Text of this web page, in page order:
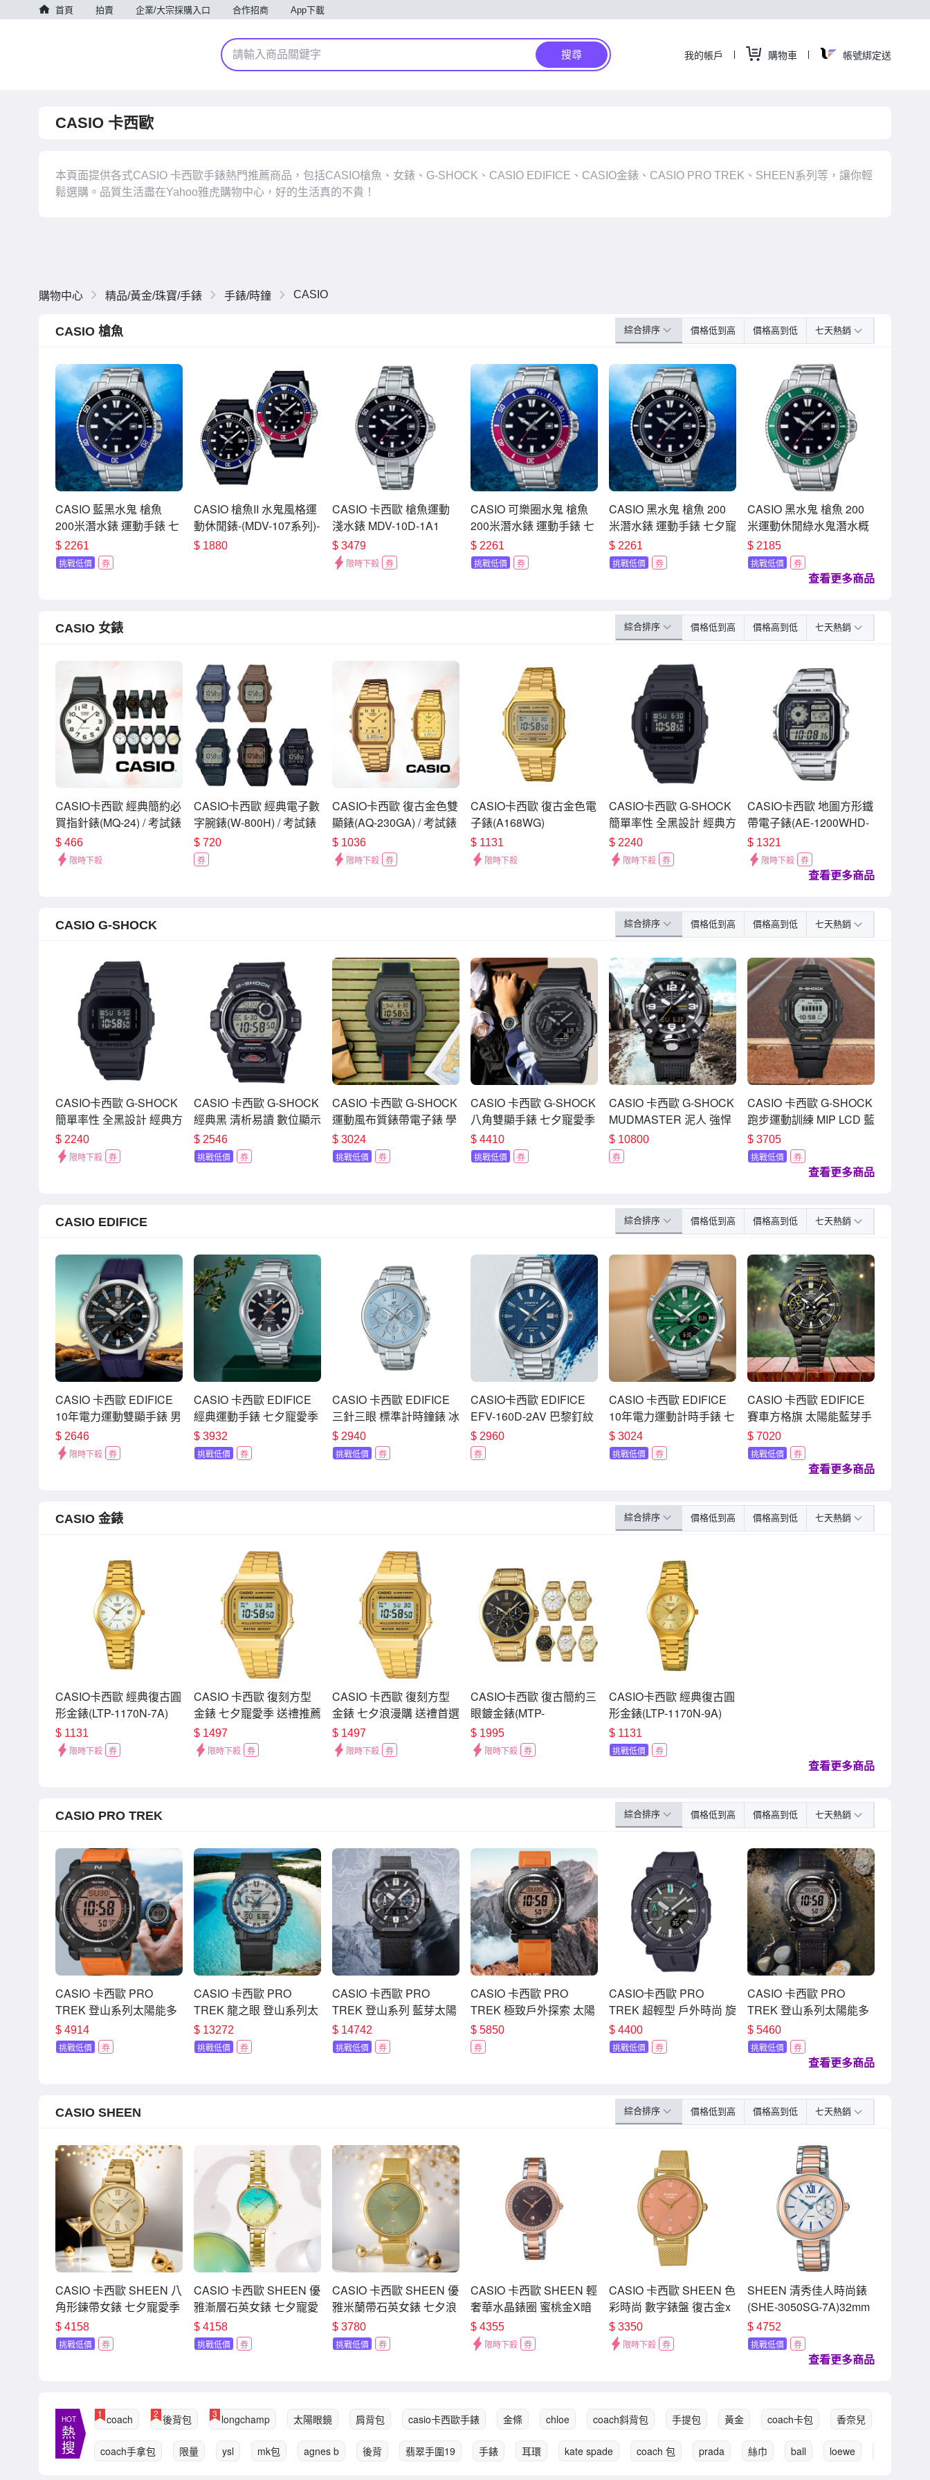
首頁 拍賣 企業/大宗採購入口 合作招商 App下載
搜尋 我的帳戶 購物車 帳號綁定送
CASIO 卡西歐
本頁面提供各式CASIO 卡西歐手錶熱門推薦商品，包括CASIO槍魚、女錶、G-SHOCK、CASIO EDIFICE、CASIO金錶、CASIO PRO TREK、SHEEN系列等，讓你輕
鬆選購。品質生活盡在Yahoo雅虎購物中心，好的生活真的不貴！
購物中心 精品/黃金/珠寶/手錶 手錶/時鐘 CASIO
CASIO 槍魚 綜合排序 價格低到高 價格高到低 七天熱銷
CASIO 藍黑水鬼 槍魚
200米潛水錶 運動手錶 七
夕寵愛季 送禮推薦 MDV-
107D-1A2
$ 2261
挑戰低價 券
CASIO 槍魚II 水鬼風格運
動休閒錶-(MDV-107系列)-
水鬼進階版 / 考試錶
$ 1880
CASIO 卡西歐 槍魚運動
淺水錶 MDV-10D-1A1
$ 3479
限時下殺 券
CASIO 可樂圈水鬼 槍魚
200米潛水錶 運動手錶 七
夕浪漫購 送禮首選 MDV-
107D-1A3
$ 2261
挑戰低價 券
CASIO 黑水鬼 槍魚 200
米潛水錶 運動手錶 七夕寵
愛季 送禮推薦 MDV-
107D-1A1
$ 2261
挑戰低價 券
CASIO 黑水鬼 槍魚 200
米運動休閒綠水鬼潛水概
念錶(不鏽鋼X綠圈) MDV-
107D-3A
$ 2185
挑戰低價 券
查看更多商品
CASIO 女錶 綜合排序 價格低到高 價格高到低 七天熱銷
CASIO卡西歐 經典簡約必
買指針錶(MQ-24) / 考試錶
$ 466
限時下殺
CASIO卡西歐 經典電子數
字腕錶(W-800H) / 考試錶
$ 720
券
CASIO卡西歐 復古金色雙
顯錶(AQ-230GA) / 考試錶
$ 1036
限時下殺 券
CASIO卡西歐 復古金色電
子錶(A168WG)
$ 1131
限時下殺
CASIO卡西歐 G-SHOCK
簡單率性 全黑設計 經典方
形系列_DW-5600UBB-
1_42.8mm
$ 2240
限時下殺 券
CASIO卡西歐 地圖方形鐵
帶電子錶(AE-1200WHD-
1A) / 考試錶
$ 1321
限時下殺 券
查看更多商品
CASIO G-SHOCK 綜合排序 價格低到高 價格高到低 七天熱銷
CASIO卡西歐 G-SHOCK
簡單率性 全黑設計 經典方
形系列_DW-5600UBB-
1_42.8mm
$ 2240
限時下殺 券
CASIO 卡西歐 G-SHOCK
經典黑 清析易讀 數位顯示
G-8900S-1_52.5mm
$ 2546
挑戰低價 券
CASIO 卡西歐 G-SHOCK
運動風布質錶帶電子錶 學
生錶 手錶 七夕寵愛季 送
禮推薦 DW-5600MNC-
$ 3024
挑戰低價 券
CASIO 卡西歐 G-SHOCK
八角雙顯手錶 七夕寵愛季
送禮推薦 GM-2100BB-1A
$ 4410
挑戰低價 券
CASIO 卡西歐 G-SHOCK
MUDMASTER 泥人 強悍
耐用 藍芽多功能錶 送禮
禮物 推薦(GG-B100XMB-
$ 10800
券
CASIO 卡西歐 G-SHOCK
跑步運動訓練 MIP LCD 藍
芽電子錶 手錶 七夕寵愛季
送禮推薦 GBD-200-1A1
$ 3705
挑戰低價 券
查看更多商品
CASIO EDIFICE 綜合排序 價格低到高 價格高到低 七天熱銷
CASIO 卡西歐 EDIFICE
10年電力運動雙顯手錶 男
錶 禮物 七夕寵愛季 送禮
推薦-海軍藍 EFV-C120P-
$ 2646
限時下殺 券
CASIO 卡西歐 EDIFICE
經典運動手錶 七夕寵愛季
送禮推薦 EFB-109D-1A
$ 3932
挑戰低價 券
CASIO 卡西歐 EDIFICE
三針三眼 標準計時鐘錶 冰
河水藍 日期顯示窗 EFV-
650D-2B_43.5mm
$ 2940
挑戰低價 券
CASIO卡西歐 EDIFICE
EFV-160D-2AV 巴黎釘紋
運動風格賽車腕錶 藍
40mm
$ 2960
券
CASIO 卡西歐 EDIFICE
10年電力運動計時手錶 七
夕寵愛季 送禮推薦 EFV-
C120D-3A
$ 3024
挑戰低價 券
CASIO 卡西歐 EDIFICE
賽車方格旗 太陽能藍芽手
錶 七夕寵愛季 送禮推薦-
黑x黃色 ECB-2200RC-
$ 7020
挑戰低價 券
查看更多商品
CASIO 金錶 綜合排序 價格低到高 價格高到低 七天熱銷
CASIO卡西歐 經典復古圓
形金錶(LTP-1170N-7A)
$ 1131
限時下殺 券
CASIO 卡西歐 復刻方型
金錶 七夕寵愛季 送禮推薦
A168WG-9WDF / 考試錶
$ 1497
限時下殺 券
CASIO 卡西歐 復刻方型
金錶 七夕浪漫購 送禮首選
A168WG-9WDF
$ 1497
限時下殺 券
CASIO卡西歐 復古簡約三
眼鍍金錶(MTP-
V300G/LTP-V300G) / 考試
錶
$ 1995
限時下殺 券
CASIO卡西歐 經典復古圓
形金錶(LTP-1170N-9A)
$ 1131
挑戰低價 券
查看更多商品
CASIO PRO TREK 綜合排序 價格低到高 價格高到低 七天熱銷
CASIO 卡西歐 PRO
TREK 登山系列太陽能多
功能戶外電子錶 手錶 七夕
寵愛季 送禮推薦 PRG-69-
$ 4914
挑戰低價 券
CASIO 卡西歐 PRO
TREK 龍之眼 登山系列太
陽能戶外多功能手錶 七夕
寵愛季 送禮推薦 PRW-
$ 13272
挑戰低價 券
CASIO 卡西歐 PRO
TREK 登山系列 藍芽太陽
能多功能戶外手錶 七夕寵
愛季 送禮推薦 PRW-
$ 14742
挑戰低價 券
CASIO 卡西歐 PRO
TREK 極致戶外探索 太陽
能 多功能登山錶 送禮 禮
物 推薦(PRG-69-4)
$ 5850
券
CASIO卡西歐 PRO
TREK 超輕型 戶外時尚 旋
轉防護錶圈 炭岩灰 藍牙
太陽能電力 PRJ-B001-
$ 4400
挑戰低價 券
CASIO 卡西歐 PRO
TREK 登山系列太陽能多
功能戶外電子錶 手錶 七夕
寵愛季 送禮推薦 PRG-
$ 5460
挑戰低價 券
查看更多商品
CASIO SHEEN 綜合排序 價格低到高 價格高到低 七天熱銷
CASIO 卡西歐 SHEEN 八
角形鍊帶女錶 七夕寵愛季
送禮推薦 SHE-4554G-9A
$ 4158
挑戰低價 券
CASIO 卡西歐 SHEEN 優
雅漸層石英女錶 七夕寵愛
季 送禮推薦 SHE-4548G-
2A
$ 4158
挑戰低價 券
CASIO 卡西歐 SHEEN 優
雅米蘭帶石英女錶 七夕浪
漫購 送禮首選 SHE-
4539GM-3A
$ 3780
挑戰低價 券
CASIO 卡西歐 SHEEN 輕
奢華水晶錶圈 蜜桃金X暗
紅 SHE-4556SPG-
5A_32mm
$ 4355
限時下殺 券
CASIO 卡西歐 SHEEN 色
彩時尚 數字錶盤 復古金x
耀眼橘 藍寶石水晶玻璃 日
期顯示窗 米蘭錶帶 SHE-
$ 3350
限時下殺 券
SHEEN 清秀佳人時尚錶
(SHE-3050SG-7A)32mm
$ 4752
挑戰低價 券
查看更多商品
HOT
熱
搜
1 coach 2 後背包 3 longchamp 太陽眼鏡 肩背包 casio卡西歐手錶 金條 chloe coach斜背包 手提包 黃金 coach卡包 香奈兒
coach手拿包 限量 ysl mk包 agnes b 後背 翡翠手圍19 手錶 耳環 kate spade coach 包 prada 絲巾 ball loewe